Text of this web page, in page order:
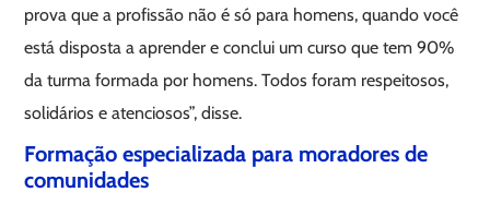
prova que a profissão não é só para homens, quando você
está disposta a aprender e conclui um curso que tem 90%
da turma formada por homens. Todos foram respeitosos,
solidários e atenciosos”, disse.
Formação especializada para moradores de
comunidades